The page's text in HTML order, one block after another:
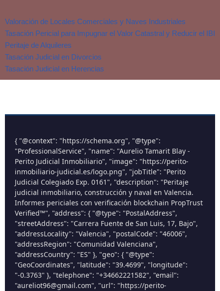
Valoración de Locales Comerciales y Naves Industriales
Tasación Pericial para Impugnar el Valor Catastral y Reducir el IBI
Peritaje de Alquileres
Tasación Judicial en Divorcios
Tasación Judicial en Herencias
{ "@context": "https://schema.org", "@type":
"ProfessionalService", "name": "Aurelio Tamarit Blay -
Perito Judicial Inmobiliario", "image": "https://perito-
inmobiliario-judicial.es/logo.png", "jobTitle": "Perito
Judicial Colegiado Exp. 0161", "description": "Peritaje
judicial inmobiliario, construcción y naval en Valencia.
Informes periciales con verificación blockchain PropTrust
Verified™", "address": { "@type": "PostalAddress",
"streetAddress": "Carrera Fuente de San Luis, 17, Bajo",
"addressLocality": "Valencia", "postalCode": "46006",
"addressRegion": "Comunidad Valenciana",
"addressCountry": "ES" }, "geo": { "@type":
"GeoCoordinates", "latitude": "39.4699", "longitude":
"-0.3763" }, "telephone": "+34662221582", "email":
"aureliot96@gmail.com", "url": "https://perito-